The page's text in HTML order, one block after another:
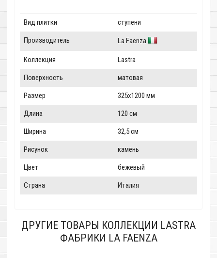
Вид плитки ступени
Производитель La Faenza
Коллекция Lastra
Поверхность матовая
Размер 325x1200 мм
Длина 120 см
Ширина 32,5 см
Рисунок камень
Цвет бежевый
Страна Италия
ДРУГИЕ ТОВАРЫ КОЛЛЕКЦИИ LASTRA
ФАБРИКИ LA FAENZA